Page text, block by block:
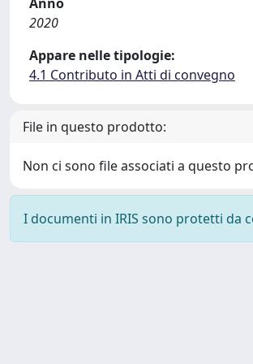
2020
Appare nelle tipologie:
4.1 Contributo in Atti di convegno
File in questo prodotto:
Non ci sono file associati a questo
I documenti in IRIS sono protetti da